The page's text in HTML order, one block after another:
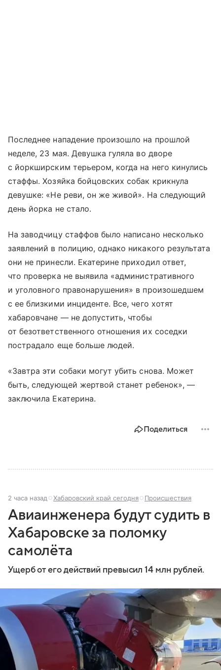
Последнее нападение произошло на прошлой
неделе, 23 мая. Девушка гуляла во дворе
с йоркширским терьером, когда на него кинулись
стаффы. Хозяйка бойцовских собак крикнула
девушке: «Не реви, он же живой». На следующий
день йорка не стало.
На заводчицу стаффов было написано несколько
заявлений в полицию, однако никакого результата
они не принесли. Екатерине приходил ответ,
что проверка не выявила «административного
и уголовного правонарушения» в произошедшем
с ее близкими инциденте. Все, чего хотят
хабаровчане — не допустить, чтобы
от безответственного отношения их соседки
пострадало еще больше людей.
«Завтра эти собаки могут убить снова. Может
быть, следующей жертвой станет ребенок», —
заключила Екатерина.
Поделиться
2 часа назад Хабаровский край сегодня Происшествия
Авиаинженера будут судить в
Хабаровске за поломку
самолёта
Ущерб от его действий превысил 14 млн рублей.